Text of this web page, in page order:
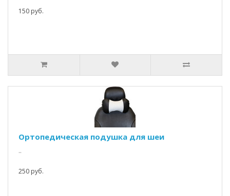
150 руб.
Ортопедическая подушка для шеи
..
250 руб.